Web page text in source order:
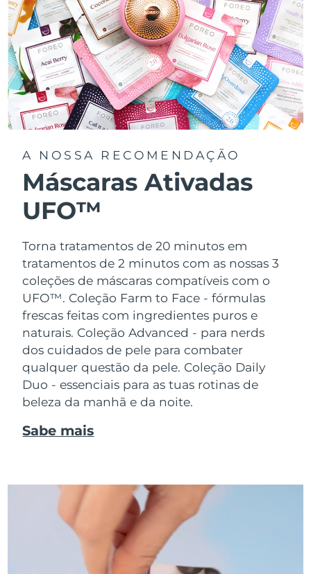
A NOSSA RECOMENDAÇÃO
Máscaras Ativadas
UFO™
Torna tratamentos de 20 minutos em
tratamentos de 2 minutos com as nossas 3
coleções de máscaras compatíveis com o
UFO™. Coleção Farm to Face - fórmulas
frescas feitas com ingredientes puros e
naturais. Coleção Advanced - para nerds
dos cuidados de pele para combater
qualquer questão da pele. Coleção Daily
Duo - essenciais para as tuas rotinas de
beleza da manhã e da noite.
Sabe mais